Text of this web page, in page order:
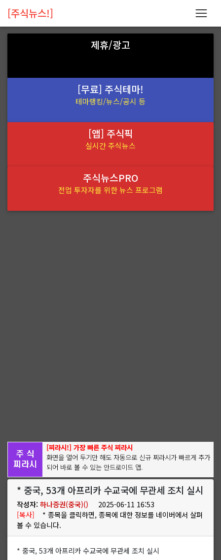
[주식뉴스!]
제휴/광고
[무료] 주식테마!
테마랭킹/뉴스/공시 등
[앱] 주식픽
실시간 주식뉴스
주식뉴스PRO
전업 투자자를 위한 뉴스 프로그램
[찌라시!] 가장 빠른 주식 찌라시
화면을 열어 두기만 해도 자동으로 신규 찌라시가 빠르게 추가
되어 바로 볼 수 있는 안드로이드 앱.
* 중국, 53개 아프리카 수교국에 무관세 조치 실시
작성자:하나증권(중국)() 2025-06-11 16:53
[복사] * 종목을 클릭하면, 종목에 대한 정보를 네이버에서 살펴
볼 수 있습니다.
* 중국, 53개 아프리카 수교국에 무관세 조치 실시